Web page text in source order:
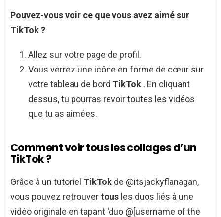
Pouvez-vousvoir ce que vous avez aimé sur
TikTok?
Allez sur votre page de profil.
Vous verrez une icône en forme de cœur sur
votre tableau de bord TikTok . En cliquant
dessus, tu pourras revoir toutes les vidéos
que tu as aimées.
Comment voir tous les collages d’un
TikTok ?
Grâce à un tutoriel TikTok de @itsjackyflanagan,
vous pouvez retrouvertous les duos liés à une
vidéo originale en tapant ‘duo @[username of the